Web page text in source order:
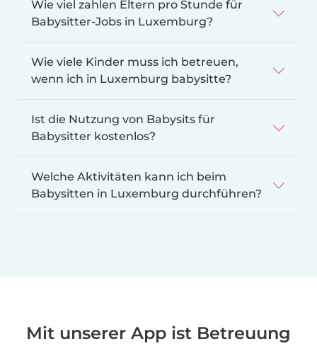
Wie viel zahlen Eltern pro Stunde für
Babysitter-Jobs in Luxemburg?
Wie viele Kinder muss ich betreuen,
wenn ich in Luxemburg babysitte?
Ist die Nutzung von Babysits für
Babysitter kostenlos?
Welche Aktivitäten kann ich beim
Babysitten in Luxemburg durchführen?
Mit unserer App ist Betreuung